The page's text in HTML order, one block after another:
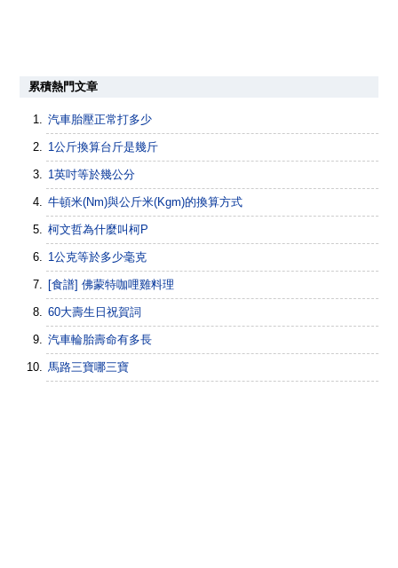
累積熱門文章
汽車胎壓正常打多少
1公斤換算台斤是幾斤
1英吋等於幾公分
牛頓米(Nm)與公斤米(Kgm)的換算方式
柯文哲為什麼叫柯P
1公克等於多少毫克
[食譜] 佛蒙特咖哩雞料理
60大壽生日祝賀詞
汽車輪胎壽命有多長
馬路三寶哪三寶